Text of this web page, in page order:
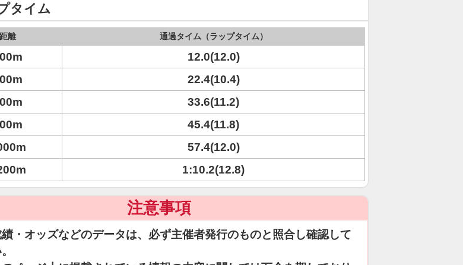
タイム
距離 通過タイム（ラップタイム）
12.0(12.0)
22.4(10.4)
33.6(11.2)
45.4(11.8)
57.4(12.0)
1:10.2(12.8)
注意事項
・オッズなどのデータは、必ず主催者発行のものと照合し確認して